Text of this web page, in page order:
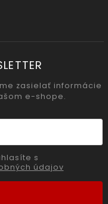
zasielať informácie
e-shope.
údajov